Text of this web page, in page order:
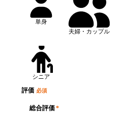
単身
夫婦・カップル
シニア
評価 必須
総合評価*